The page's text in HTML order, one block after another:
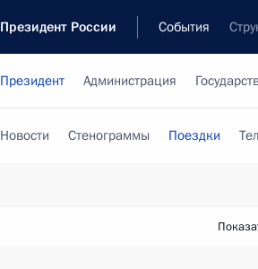
Президент России События
Президент Администрация
Новости Стенограммы Поездки